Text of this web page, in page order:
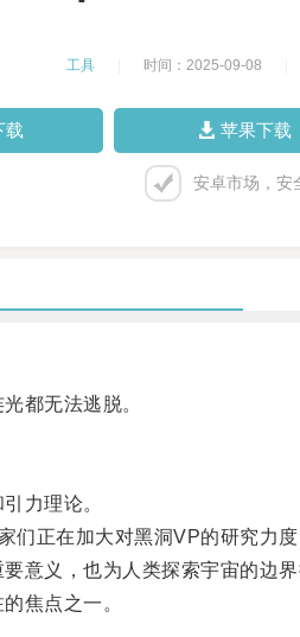
工具 时间：2025-09-08
载 苹果下载
安卓市场，安
都无法逃脱。
力理论。
正在加大对黑洞VP的研究力度
义，也为人类探索宇宙的边界
焦点之一。